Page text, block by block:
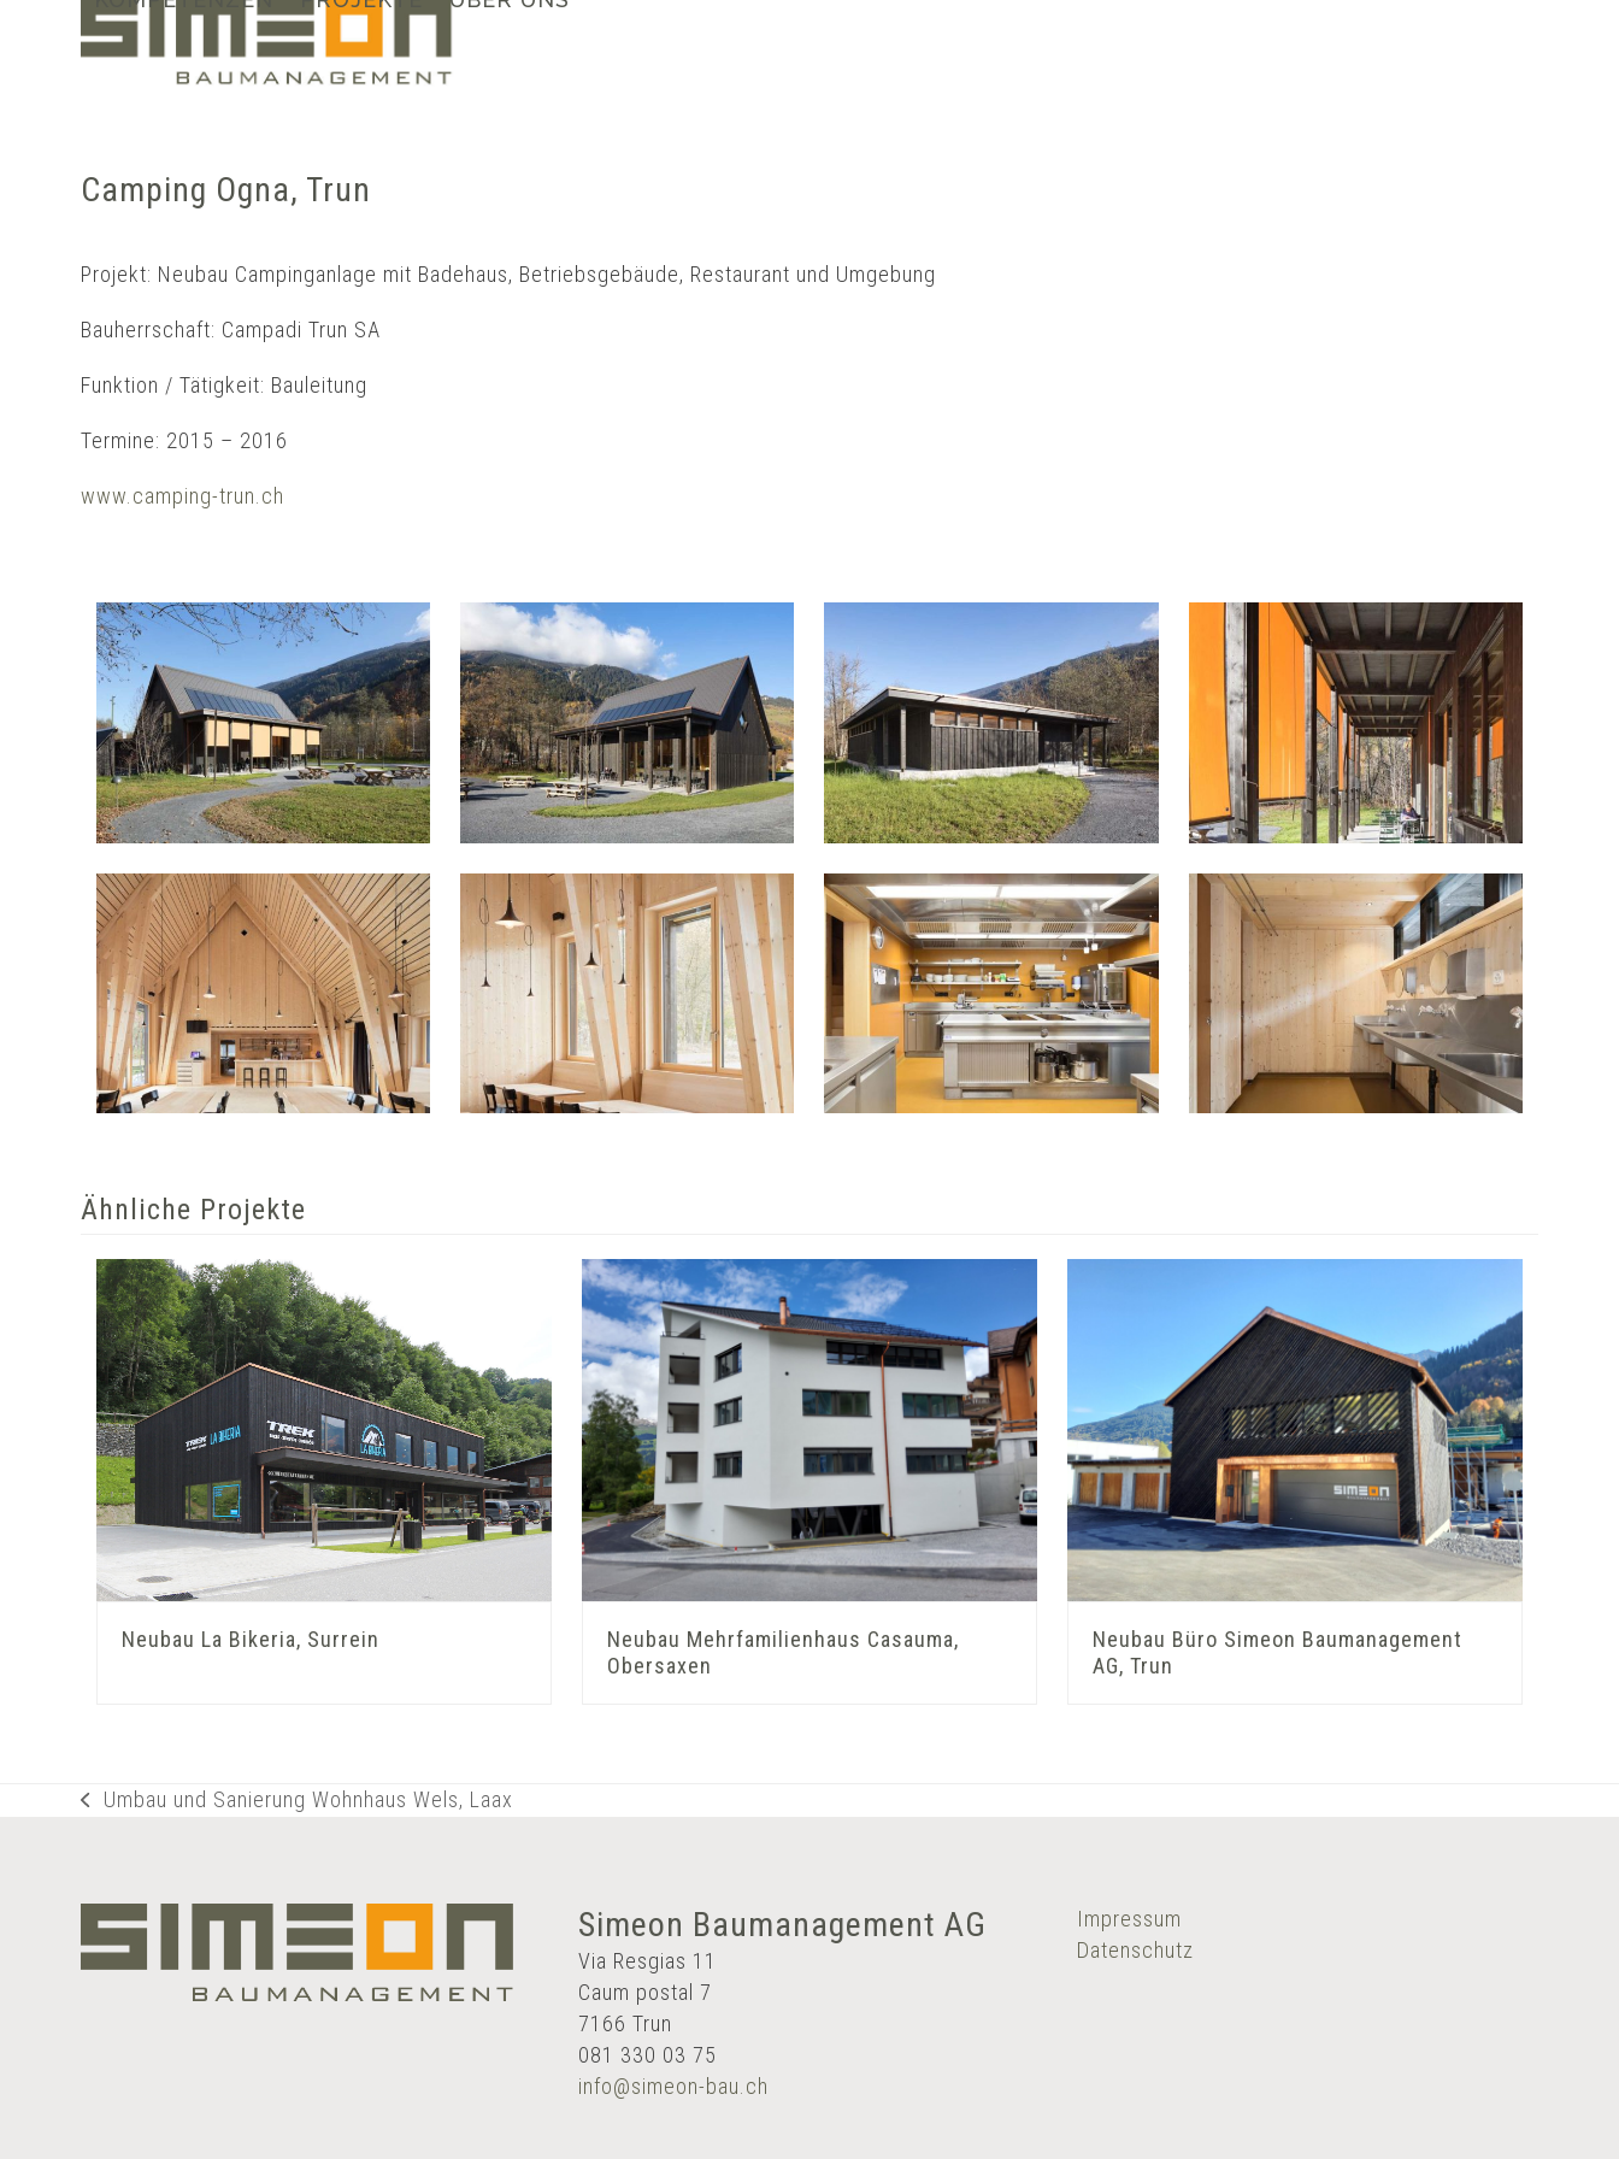
Camping Ogna, Trun
Projekt: Neubau Campinganlage mit Badehaus, Betriebsgebäude, Restaurant und Umgebung
Bauherrschaft: Campadi Trun SA
Funktion / Tätigkeit: Bauleitung
Termine: 2015 – 2016
www.camping-trun.ch
Ähnliche Projekte
Neubau La Bikeria, Surrein
Neubau Mehrfamilienhaus Casauma,
Obersaxen
Neubau Büro Simeon Baumanagement
AG, Trun
vorheriger
Umbau und Sanierung Wohnhaus Wels, Laax
Simeon Baumanagement AG
Via Resgias 11
Caum postal 7
7166 Trun
081 330 03 75
info@simeon-bau.ch
Impressum
Datenschutz